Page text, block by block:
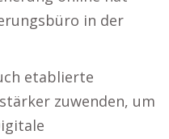
in der
etablierte
zuwenden, um